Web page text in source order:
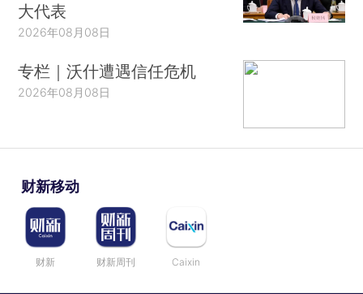
大代表
2026年08月08日
专栏｜沃什遭遇信任危机
2026年08月08日
财新移动
财新 财新周刊 Caixin